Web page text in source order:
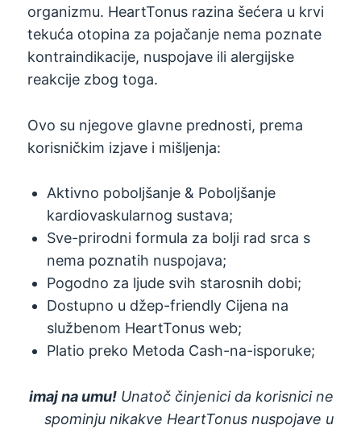
organizmu. HeartTonus razina šećera u krvi
tekuća otopina za pojačanje nema poznate
kontraindikacije, nuspojave ili alergijske
reakcije zbog toga.
Ovo su njegove glavne prednosti, prema
korisničkim izjave i mišljenja:
Aktivno poboljšanje & Poboljšanje
kardiovaskularnog sustava;
Sve-prirodni formula za bolji rad srca s
nema poznatih nuspojava;
Pogodno za ljude svih starosnih dobi;
Dostupno u džep-friendly Cijena na
službenom HeartTonus web;
Platio preko Metoda Cash-na-isporuke;
imaj na umu!Unatoč činjenici da korisnici ne
spominju nikakve HeartTonus nuspojave u